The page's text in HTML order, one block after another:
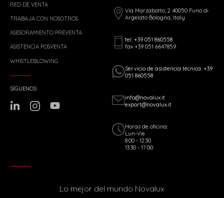
RED DE VENTA
TRABAJA CON NOSOTROS
ASESORAMIENTO PREVENTA
ASISTENCIA POSVENTA
WHISTLEBLOWING
Via Marzabotto, 2 40050 Funo di
Argelato Bologna, Italy
tel: +39 051 860558
fax +39 051 6647859
Servicio de asistencia técnica: +39
051 860558
info@novalux.it
export@novalux.it
Horas de oficina:
Lun-Vie
8:00 - 12:30
13:30 - 17:00
SÍGUENOS
Lo mejor del mundo Novalux